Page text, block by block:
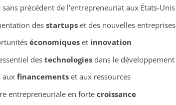
sans précédent de l’entrepreneuriat aux États-Unis
des startupset des nouvelles entreprises
économiqueset innovation
destechnologiesdans le développement
aux financementset aux ressources
entrepreneuriale en forte croissance